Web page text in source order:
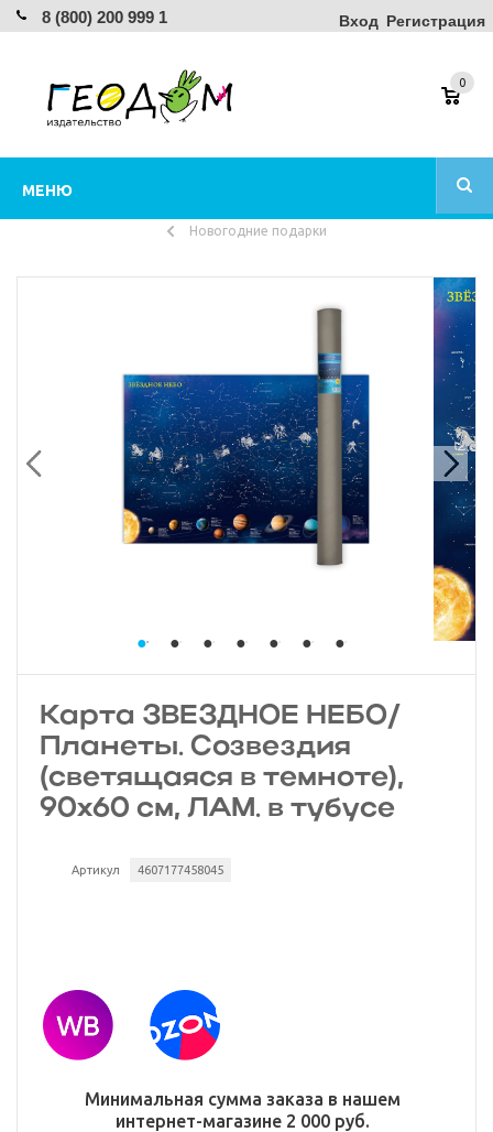
8 (800) 200 999 1 Вход Регистрация
МЕНЮ
0
Новогодние подарки
Карта ЗВЕЗДНОЕ НЕБО/
Планеты. Созвездия
(светящаяся в темноте),
90х60 см, ЛАМ. в тубусе
Артикул 4607177458045
Минимальная сумма заказа в нашем
интернет-магазине 2 000 руб.